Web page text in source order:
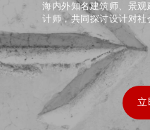
海内外知名建筑师、景
计师，共同探讨设计对社
立